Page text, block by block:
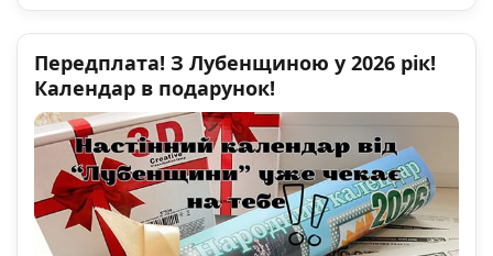
Передплата! З Лубенщиною у 2026 рік!
Календар в подарунок!